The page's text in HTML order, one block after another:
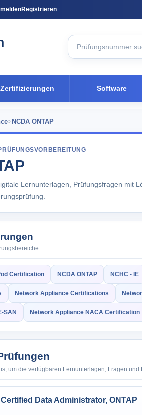
Registrieren
Zertifizierungen Software
> NCDA ONTAP
Lernunterlagen, Prüfungsfragen mit
Certification NCDA ONTAP NCHC - IE
Network Appliance Certifications
SAN Network Appliance NACA Certification
um die verfügbaren Lernunterlagen, Fragen
Data Administrator, ONTAP